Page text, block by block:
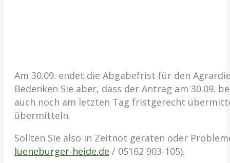
Am 30.09. endet die Abgabefrist für den
Bedenken Sie aber, dass der Antrag am
auch noch am letzten Tag fristgerecht
übermitteln.
Sollten Sie also in Zeitnot geraten oder
lueneburger-heide.de / 05162 903-105).